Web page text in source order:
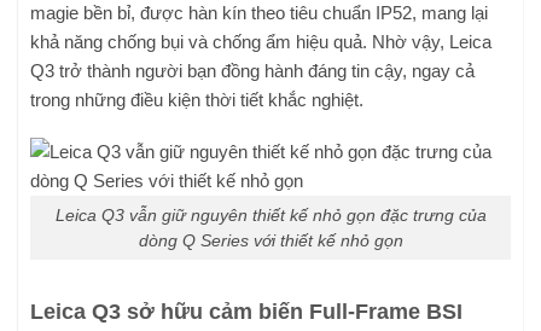
magie bền bỉ, được hàn kín theo tiêu chuẩn IP52, mang lại
khả năng chống bụi và chống ẩm hiệu quả. Nhờ vậy, Leica
Q3 trở thành người bạn đồng hành đáng tin cậy, ngay cả
trong những điều kiện thời tiết khắc nghiệt.
Leica Q3 vẫn giữ nguyên thiết kế nhỏ gọn đặc trưng của
dòng Q Series với thiết kế nhỏ gọn
Leica Q3 sở hữu cảm biến Full-Frame BSI